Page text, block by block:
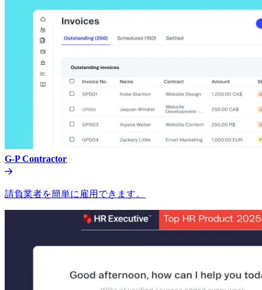
G-P Contractor​​
請負業者を簡単に雇用できます。​​